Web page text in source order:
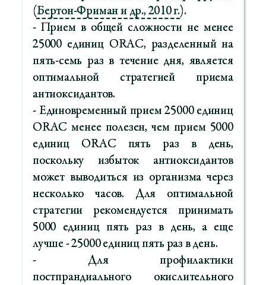
(Бертон-Фриман и др., 2010 г.).
- Прием в общей сложности не менее
25000 единиц ORAC, разделенный на
пять-семь раз в течение дня, является
оптимальной стратегией приема
антиоксидантов.
- Единовременный прием 25000 единиц
ORAC менее полезен, чем прием 5000
единиц ORAC пять раз в день,
поскольку избыток антиоксидантов
может выводиться из организма через
несколько часов. Для оптимальной
стратегии рекомендуется принимать
5000 единиц пять раз в день, а еще
лучше - 25000 единиц пять раз в день.
- Для профилактики
постпрандиального окислительного